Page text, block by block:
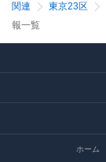
関連
東京23区
報一覧
ホーム